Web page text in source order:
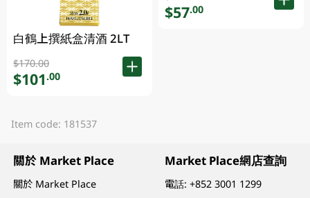
白鶴上撰紙盒清酒 2LT
$170.00
$101.00
$57.00
Item code: 181537
關於 Market Place
關於 Market Place
Market Place網店查詢
電話:+852 3001 1299